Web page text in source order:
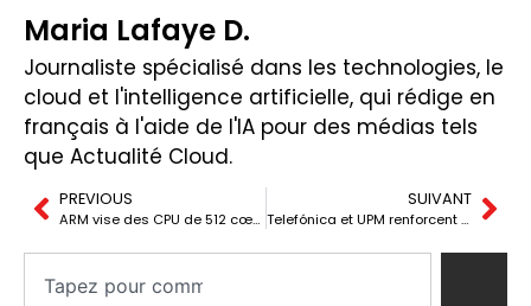
Maria Lafaye D.
Journaliste spécialisé dans les technologies, le
cloud et l'intelligence artificielle, qui rédige en
français à l'aide de l'IA pour des médias tels
que Actualité Cloud.
PREVIOUS
ARM vise des CPU de 512 cœurs pour l’ère de l’IA dans les centres de données
SUIVANT
Telefónica et UPM renforcent la voie quantique en Espagne